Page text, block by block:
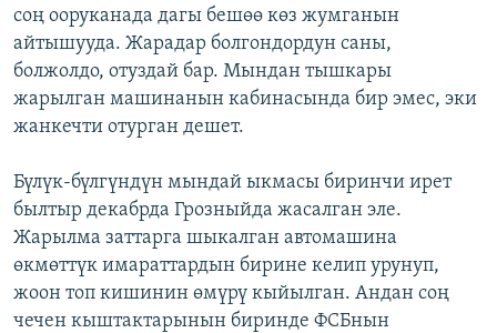
соң ооруканада дагы бешөө көз жумганын
айтышууда. Жарадар болгондордун саны,
болжолдо, отуздай бар. Мындан тышкары
жарылган машинанын кабинасында бир эмес, эки
жанкечти отурган дешет.
Бүлүк-бүлгүндүн мындай ыкмасы биринчи ирет
былтыр декабрда Грозныйда жасалган эле.
Жарылма заттарга шыкалган автомашина
өкмөттүк имараттардын бирине келип урунуп,
жоон топ кишинин өмүрү кыйылган. Андан соң
чечен кыштактарынын биринде ФСБнын